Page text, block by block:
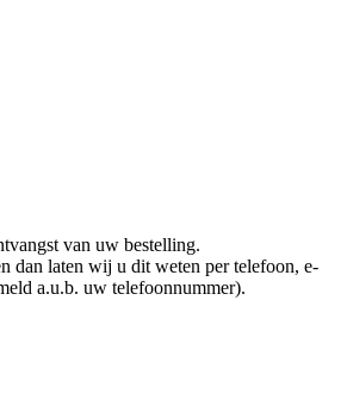
van uw bestelling.
dan laten wij u dit weten per telefoon, e-
a.u.b. uw telefoonnummer).